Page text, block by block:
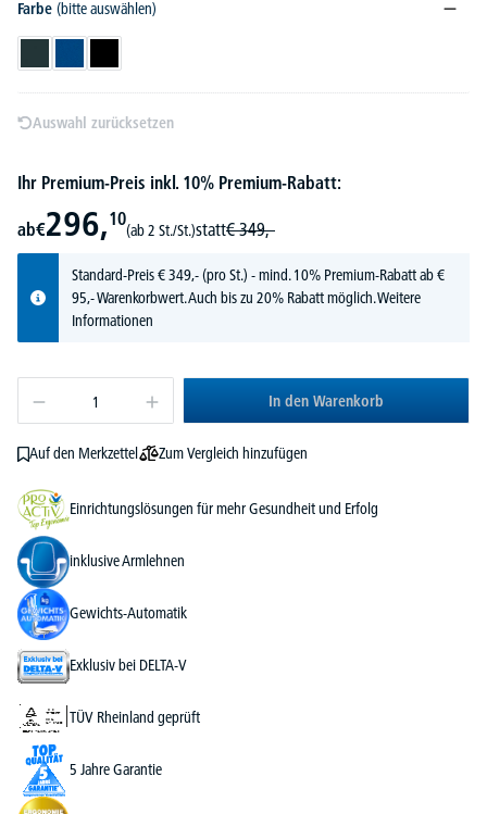
Farbe (bitte auswählen)
Auswahl zurücksetzen
Ihr Premium-Preis inkl. 10% Premium-Rabatt:
ab€296,10
(ab 2 St./St.)statt€ 349,-
Standard-Preis€349,-(pro St.) - mind. 10% Premium-Rabatt ab €
95,- Warenkorbwert. Auch bis zu 20% Rabatt möglich.Weitere
Informationen
In den Warenkorb
Auf den Merkzettel Zum Vergleich hinzufügen
Einrichtungslösungen für mehr Gesundheit und Erfolg
inklusive Armlehnen
Gewichts-Automatik
Exklusiv bei DELTA-V
TÜV Rheinland geprüft
5 Jahre Garantie